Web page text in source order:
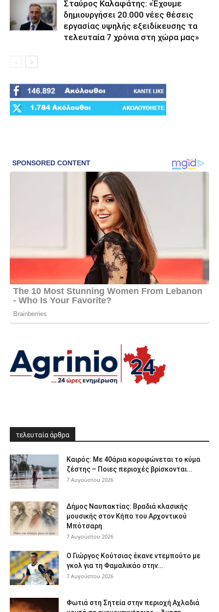
Σταύρος Καλαφάτης: «Έχουμε
δημιουργήσει 20.000 νέες θέσεις
εργασίας υψηλής εξειδίκευσης τα
τελευταία 7 χρόνια στη χώρα μας»
τελευταία άρθρα
Καιρός: Με 40άρια κορυφώνεται το κύμα
ζέστης – Ποιες περιοχές βρίσκονται...
7 Αυγούστου 2026
Δήμος Ναυπακτίας: Βραδιά κλασικής
μουσικής στον Κήπο του Αρχοντικού
Μπότσαρη
7 Αυγούστου 2026
Ο Γιώργος Κούτσιας έκανε ντεμπούτο με
γκολ για τη Φαμαλικάο στην...
7 Αυγούστου 2026
Φωτιά στη Σητεία στην περιοχή Αχλαδιά